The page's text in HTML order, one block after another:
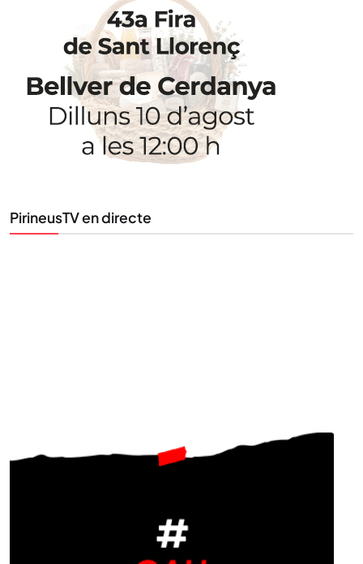
PirineusTV en directe